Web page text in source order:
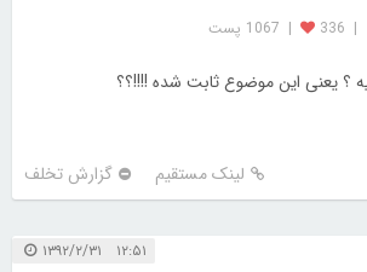
|
336
| 1067 پست
؟ یعنی این موضوع ثابت شده !!!!؟؟
لینک مستقیم گزارش تخلف
۱۲:۵۱ ۱۳۹۲/۲/۳۱